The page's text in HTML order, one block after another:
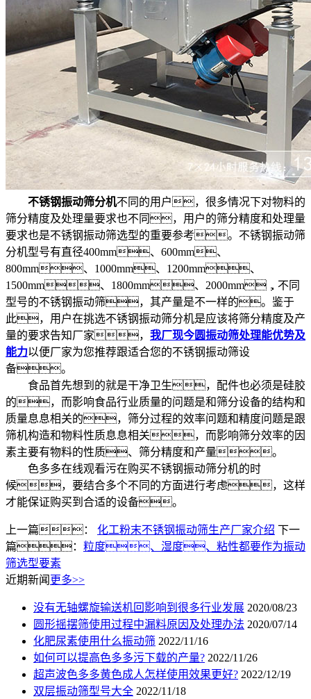
不锈钢振动筛分机不同的用户，很多情况下对物料的
筛分精度及处理量要求也不同，用户的筛分精度和处理量
要求也是不锈钢振动筛选型的重要参考。不锈钢振动筛
分机型号有直径400mm、600mm、
800mm、1000mm、1200mm、
1500mm、1800mm、2000mm，不同
型号的不锈钢振动筛，其产量是不一样的。鉴于
此，用户在挑选不锈钢振动筛分机是应该将筛分精度及产
量的要求告知厂家， 我厂现今圆振动筛处理能优势及
能力以便厂家为您推荐跟适合您的不锈钢振动筛设
备。
食品首先想到的就是干净卫生，配件也必须是硅胶
的，而影响食品行业质量的问题是和筛分设备的结构和
质量息息相关的，筛分过程的效率问题和精度问题是跟
筛机构造和物料性质息息相关，而影响筛分效率的因
素主要有物料的性质、筛分精度和产量。
色多多在线观看污在购买不锈钢振动筛分机的时
候，要结合多个不同的方面进行考虑，这样
才能保证购买到合适的设备。
上一篇： 化工粉末不锈钢振动筛生产厂家介绍 下一
篇： 粒度、湿度、粘性都要作为振动
筛选型要素
近期新闻 更多>>
没有无轴螺旋输送机回影响到很多行业发展 2020/08/23
圆形摇摆筛使用过程中漏料原因及处理办法 2020/07/14
化肥尿素使用什么振动筛 2022/11/16
如何可以提高色多多污下载的产量? 2022/11/26
超声波色多多黄色成人怎样使用效果更好? 2022/12/19
双层振动筛型号大全 2022/11/18